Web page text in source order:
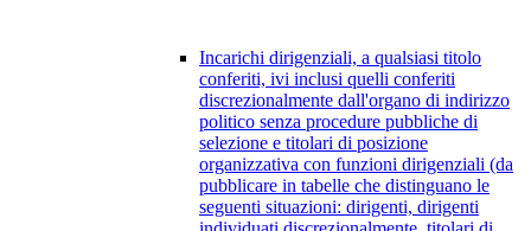
Incarichi dirigenziali, a qualsiasi titolo
conferiti, ivi inclusi quelli conferiti
discrezionalmente dall'organo di indirizzo
politico senza procedure pubbliche di
selezione e titolari di posizione
organizzativa con funzioni dirigenziali (da
pubblicare in tabelle che distinguano le
seguenti situazioni: dirigenti, dirigenti